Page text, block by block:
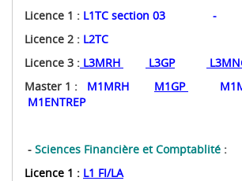
Licence 1 : L1TC section 03 -
Licence 2 : L2TC
Licence 3 : L3MRH L3GP
Master 1 :
M1MRH M1GP
M1ENTREP
- Sciences Financière et Comptablité :
Licence 1 : L1 FI/LA